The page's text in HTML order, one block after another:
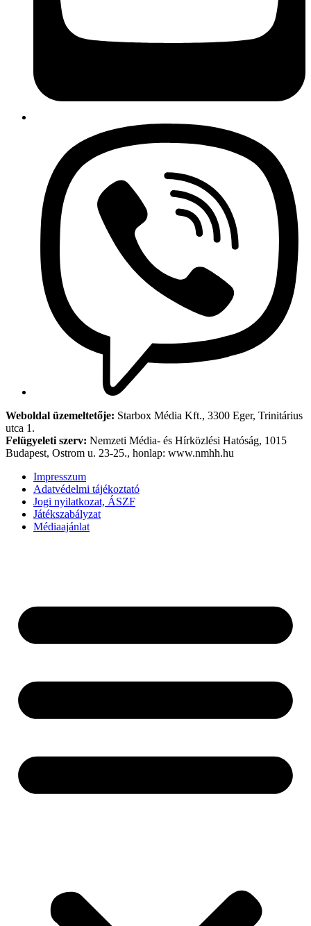
Weboldal üzemeltetője: Starbox Média Kft., 3300 Eger, Trinitárius
utca 1.
Felügyeleti szerv: Nemzeti Média- és Hírközlési Hatóság, 1015
Budapest, Ostrom u. 23-25., honlap: www.nmhh.hu
Impresszum
Adatvédelmi tájékoztató
Jogi nyilatkozat, ÁSZF
Játékszabályzat
Médiaajánlat